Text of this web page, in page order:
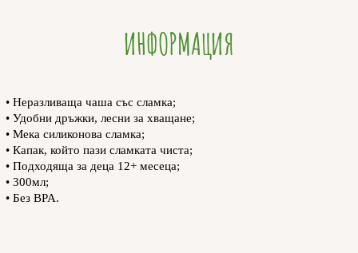
ИНФОРМАЦИЯ
• Неразливаща чаша със сламка;
• Удобни дръжки, лесни за хващане;
• Мека силиконова сламка;
• Капак, който пази сламката чиста;
• Подходяща за деца 12+ месеца;
• 300мл;
• Без BPA.